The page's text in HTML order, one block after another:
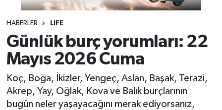
HABERLER LIFE
Günlük burç yorumları: 22
Mayıs 2026 Cuma
Koç, Boğa, İkizler, Yengeç, Aslan, Başak, Terazi,
Akrep, Yay, Oğlak, Kova ve Balık burçlarının
bugün neler yaşayacağını merak ediyorsanız,
SİYASET
EĞİTİM
SAĞLIK
SPOR
ALAŞEHİR
YUNUSEMRE
ŞEHZADELER
DEMİRCİ
GÖLMARMARA
GÖRDES
KIRKAĞAÇ
SİZİN SESİNİZ
GÜNDEM
ASAYİŞ
SİYASET
Süper Lig Puan Durumu ve Fikstür
Tüm Manşetler
Son Dakika Haberleri
Haber Arşivi